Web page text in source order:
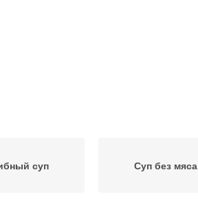
суп Суп без мяса